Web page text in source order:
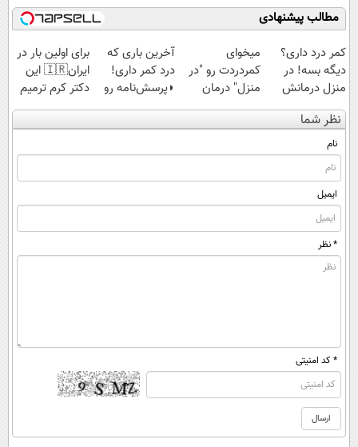
مطالب پیشنهادی
کمر درد داری؟
دیگه بسه! در
منزل درمانش
کن
(◀پرسش‌نامه)
میخوای
کمردردت رو "در
منزل" درمان
کنی؟ (◂فیلم +
◂پرسش‌نامه)
آخرین باری که
درد کمر داری!
◗پرسش‌نامه رو
پر کن◖
برای اولین بار در
ایران🇮🇷 این
دکتر کرم ترمیم
کننده 23 روزه
ساخت!
نظر شما
نام
ایمیل
* نظر
* کد امنیتی